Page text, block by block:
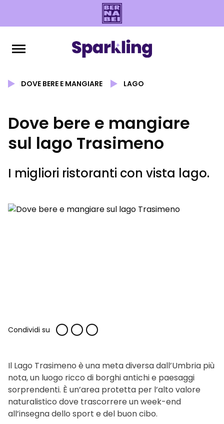
DOVE BERE E MANGIARE LAGO
Dove bere e mangiare
sul lago Trasimeno
I migliori ristoranti con vista lago.
Condividi su
Il Lago Trasimeno è una meta diversa dall’Umbria più
nota, un luogo ricco di borghi antichi e paesaggi
sorprendenti. È un’area protetta per l’alto valore
naturalistico dove trascorrere un week-end
all’insegna dello sport e del buon cibo.